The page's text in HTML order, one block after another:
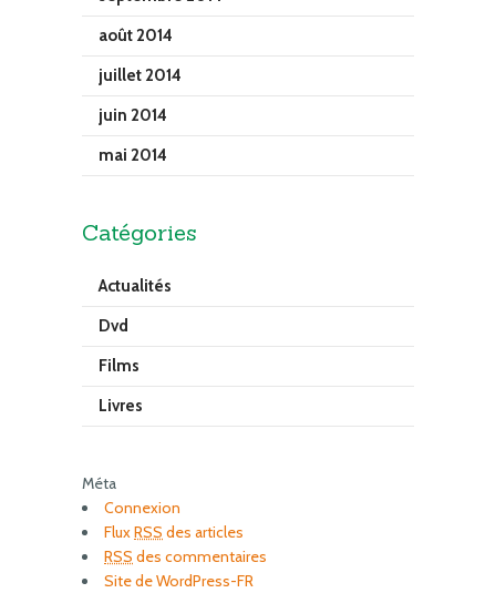
août 2014
juillet 2014
juin 2014
mai 2014
Catégories
Actualités
Dvd
Films
Livres
Méta
Connexion
FluxRSS des articles
RSS des commentaires
Site de WordPress-FR